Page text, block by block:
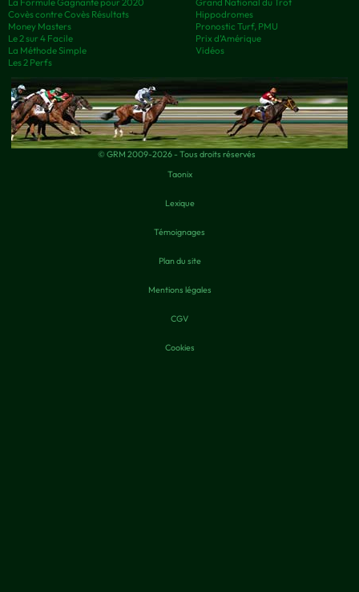
Covès contre Covès Résultats
Money Masters
Le 2 sur 4 Facile
La Méthode Simple
Les 2 Perfs
Hippodromes
Pronostic Turf, PMU
Prix d’Amérique
Vidéos
© GRM 2009-2026 - Tous droits réservés
Taonix
Lexique
Témoignages
Plan du site
Mentions légales
CGV
Cookies